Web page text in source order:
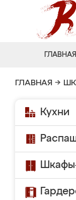
ГЛАВНАЯ
ГЛАВНАЯ →
Кухни